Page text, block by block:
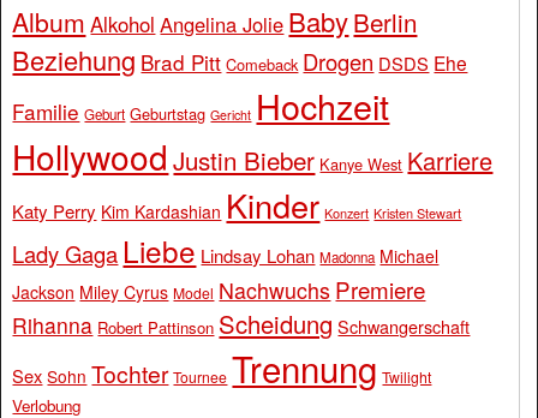
Album Alkohol Angelina Jolie BabyBerlin
Beziehung Brad Pitt Comeback Drogen DSDS Ehe
Familie Geburt Geburtstag Gericht Hochzeit
Hollywood Justin Bieber Kanye West Karriere
Katy Perry Kim Kardashian Kinder Konzert Kristen Stewart
Lady Gaga Liebe Lindsay Lohan Madonna Michael
Jackson Miley Cyrus Model Nachwuchs Premiere
Rihanna Robert Pattinson Scheidung Schwangerschaft
Sex Sohn Tochter Tournee Trennung Twilight
Verlobung